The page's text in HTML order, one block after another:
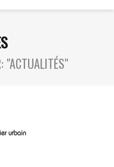
"ACTUALITÉS"